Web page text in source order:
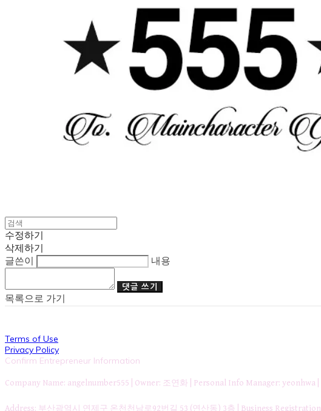
수정하기
삭제하기
글쓴이
내용
댓글 쓰기
목록으로 가기
Terms of Use
Privacy Policy
Confirm Entrepreneur Information
Company Name: angelnumber555 | Owner: 조연화 | Personal Info Manager:
Address: 부산광역시 연제구 온천천남로92번길 53 (연산동) 3층 | Business